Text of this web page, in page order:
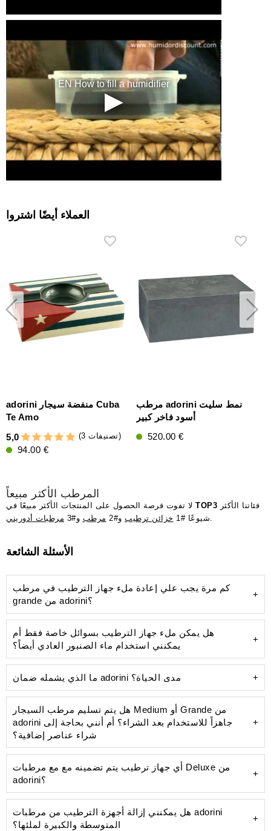
العملاء أيضًا اشتروا
adorini منفضة سيجار Cuba
Te Amo
5,0
(3 تصنيفات)
94.00 €
مرطب adorini نمط سليت
أسود فاخر كبير
520.00 €
المرطب الأكثر مبيعاً
TOP3
شيوعًا #1
خزائن ترطيب و#2 مرطب و#3 مرطبات أدوريني
الأسئلة الشائعة
كم مرة يجب علي إعادة ملء جهاز الترطيب في مرطب
grande من adorini؟
الموسم
والبيئة:
هل يمكن ملء جهاز الترطيب بسوائل خاصة فقط أم
يمكنني استخدام ماء الصنبور العادي أيضاً؟
جهاز
الترطيب
ما الذي يشمله ضمان adorini مدى الحياة؟
هل يتم تسليم مرطب السيجار Medium أو Grande من
adorini جاهزاً للاستخدام بعد الشراء؟ أم أنني بحاجة إلى
شراء عناصر إضافية؟
مرطب Deluxe
مقياس رطوبة دقيق ومعاير مسبقًا
أي جهاز ترطيب يتم تضمينه مع مع مرطبات Deluxe من
adorini؟
هل يمكنني إزالة أجهزة الترطيب من مرطبات adorini
المتوسطة والكبيرة لملئها؟